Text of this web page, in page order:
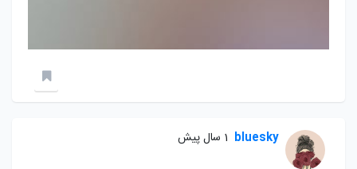
bluesky 1 سال پیش